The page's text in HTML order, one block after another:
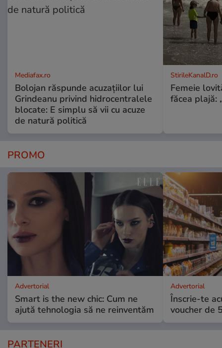
Mediafax.ro
Bolojan răspunde acuzațiilor lui
Grindeanu privind hidrocentralele
blocate: E simplu să vii cu acuze
de natură politică
StirileKanalD.ro
Femeie
făcea plajă:
PROMO
Advertorial
Smart is the new chic: Cum ne
ajută tehnologia să ne reinventăm
Advertorial
Înscrie-te
voucher de
PARTENERI